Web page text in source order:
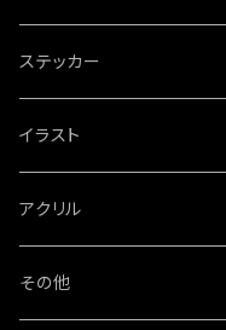
ステッカー
イラスト
特大パネル
アクリル
その他